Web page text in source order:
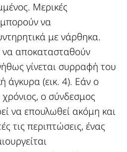
Μερικές
μπορούν να
με νάρθηκα.
να αποκατασταθούν
γίνεται συρραφή του
άγκυρα (εικ. 4). Εάν ο
ο σύνδεσμος
να επουλωθεί ακόμη και
τις περιπτώσεις, ένας